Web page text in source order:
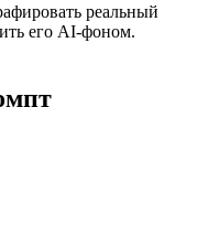
реальный
его AI-фоном.